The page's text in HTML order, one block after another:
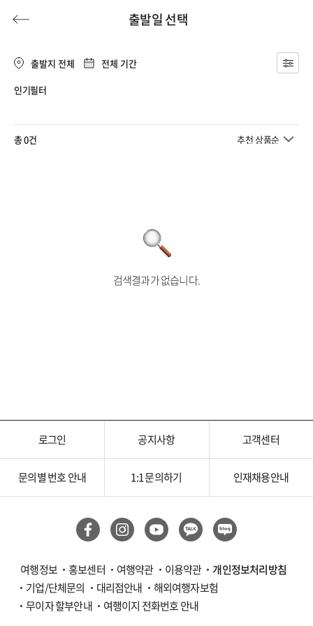
출발일 선택
출발지 전체 전체 기간
인기필터
총 0건 추천 상품순
검색결과가 없습니다.
로그인 공지사항 고객센터
문의별 번호 안내 1:1 문의하기 인재채용안내
여행정보 홍보센터 여행약관 이용약관
개인정보처리방침
기업/단체문의
대리점안내
해외여행자보험
무이자 할부안내
여행이지 전화번호 안내